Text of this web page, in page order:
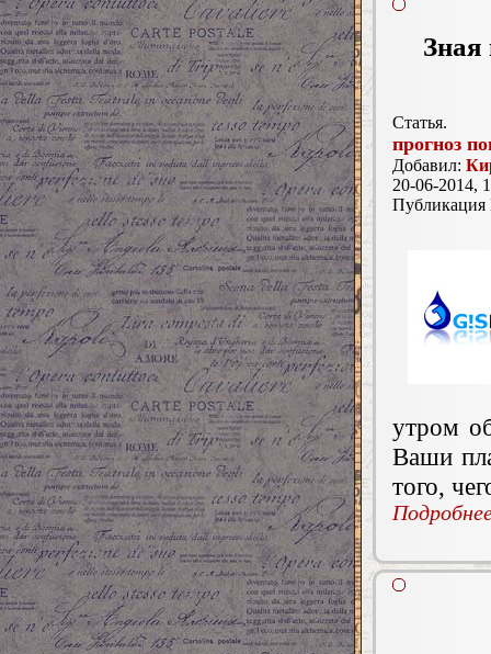
Зная
Статья.
прогноз
Добавил:
20-06-2014,
утром
Ваши
того,